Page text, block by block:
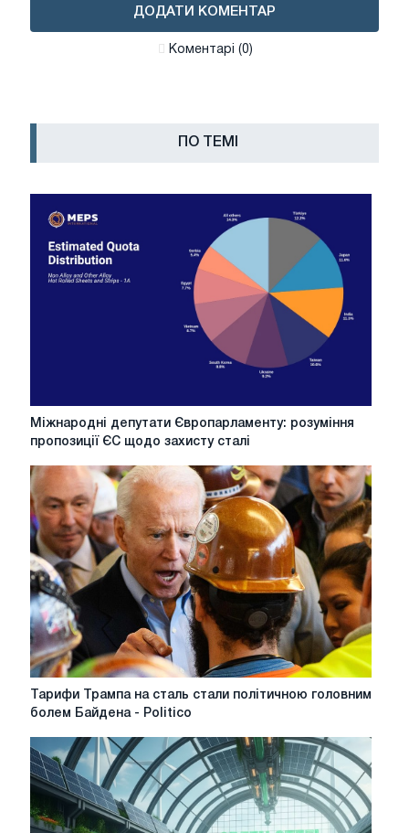
ДОДАТИ КОМЕНТАР
Коментарі (0)
ПО ТЕМІ
Міжнародні
розуміння
пропозиції
ЄС
щодо
захисту
сталі
Міжнародні депутати Європарламенту: розуміння
пропозиції ЄС щодо захисту сталі
Тарифи
Трампа
сталь
стали
політичною
головним
болем
Тарифи Трампа на сталь стали політичною головним
болем Байдена - Politico